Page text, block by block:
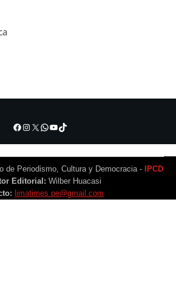
Facebook
Instagram
X WhatsApp
YouTube
TikTok
de Periodismo, Cultura y Democracia - IPCD
Editorial: Wilber Huacasi
limatimes.pe@gmail.com